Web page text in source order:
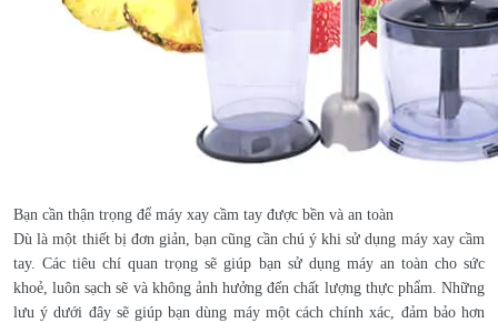
Bạn cần thận trọng để máy xay cầm tay được bền và an toàn
Dù là một thiết bị đơn giản, bạn cũng cần chú ý khi sử dụng máy xay cầm
tay. Các tiêu chí quan trọng sẽ giúp bạn sử dụng máy an toàn cho sức
khoẻ, luôn sạch sẽ và không ảnh hưởng đến chất lượng thực phẩm. Những
lưu ý dưới đây sẽ giúp bạn dùng máy một cách chính xác, đảm bảo hơn